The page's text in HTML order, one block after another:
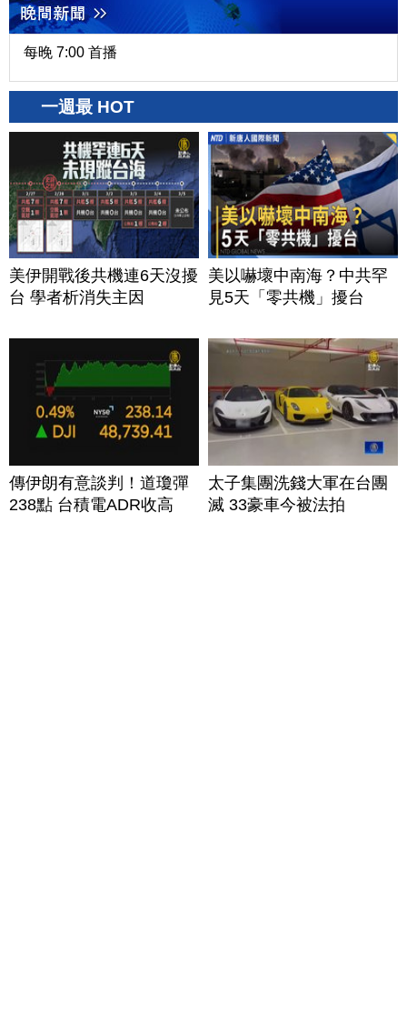
每晚 7:00 首播
一週最 HOT
美伊開戰後共機連6天沒擾
台 學者析消失主因
美以嚇壞中南海？中共罕
見5天「零共機」擾台
傳伊朗有意談判！道瓊彈
238點 台積電ADR收高
太子集團洗錢大軍在台團
滅 33豪車今被法拍